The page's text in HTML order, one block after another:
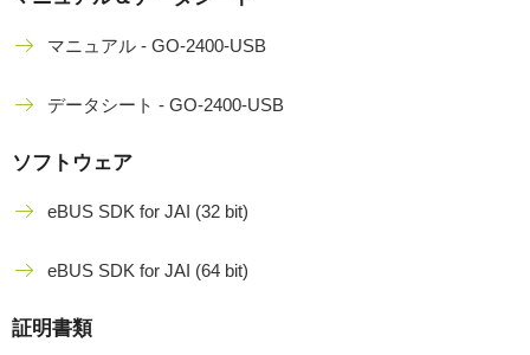
マニュアル - GO-2400-USB
データシート - GO-2400-USB
ソフトウェア
eBUS SDK for JAI (32 bit)
eBUS SDK for JAI (64 bit)
証明書類